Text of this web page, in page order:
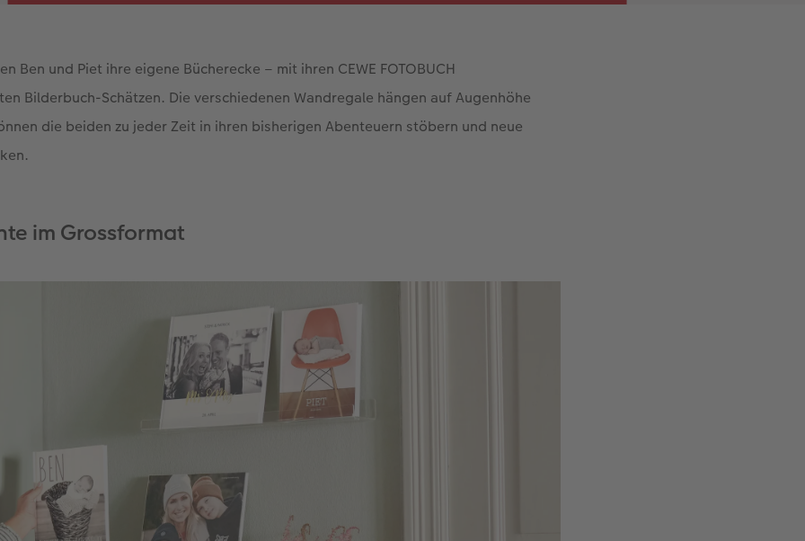
Ben und Piet ihre eigene Bücherecke – mit ihren CEWE FOTOBUCH
Bilderbuch-Schätzen. Die verschiedenen Wandregale hängen auf Augenhöhe
die beiden zu jeder Zeit in ihren bisherigen Abenteuern stöbern und neue
im Grossformat